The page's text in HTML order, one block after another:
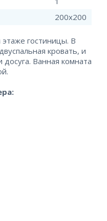
200x200
гостиницы. В
кровать, и
Ванная комната